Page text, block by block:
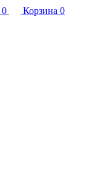
0 Корзина 0